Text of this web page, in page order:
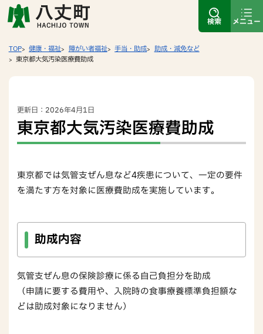
検索 メニュー
TOP 健康・福祉 障がい者福祉 手当・助成
助成・減免など
東京都大気汚染医療費助成
更新日：2026年4月1日
東京都大気汚染医療費助成
東京都では気管支ぜん息など4疾患について、一定の要件
を満たす方を対象に医療費助成を実施しています。
助成内容
気管支ぜん息の保険診療に係る自己負担分を助成
（申請に要する費用や、入院時の食事療養標準負担額な
どは助成対象になりません）